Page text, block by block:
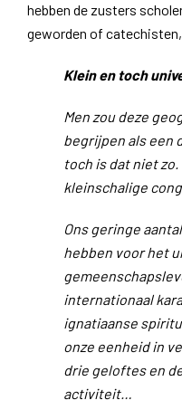
hebben de zusters
geworden of
Klein en toch
Men zou deze
begrijpen als een
toch is dat niet
kleinschalige
Ons geringe
hebben voor het
internationaal
ignatiaanse
onze eenheid in
drie geloftes en
activiteit…